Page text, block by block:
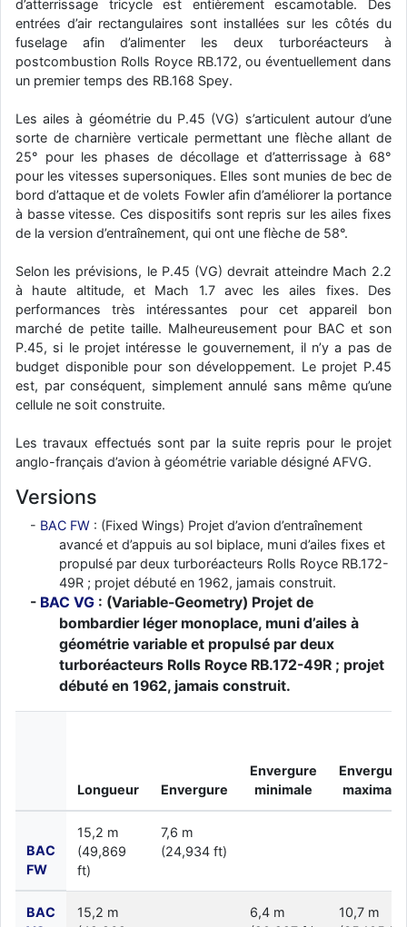
jericho : Pour moi tout est à nouveau OK dirait-on… Merci à toi.
d9pouces
: En espérant n’avoir coupé les accessoires de personne
au passage !
d9pouces: j'ai trouvé un palliatif un peu violent, mais ça devrait aller
d9pouces : cette fois, c'est le Brésil et Singapour qui mettent le site
par terre
jericho: Ah ben je peux te confirmer que j'étais resté dans le filtre…
d9pouces
: Désolé ! Mon filtrage a été un peu trop violent
manifestement
tout voir
d’atterrissage tricycle est entièrement escamotable. Des
entrées d’air rectangulaires sont installées sur les côtés du
fuselage afin d’alimenter les deux turboréacteurs à
postcombustion Rolls Royce RB.172, ou éventuellement dans
un premier temps des RB.168 Spey.
Les ailes à géométrie du P.45 (VG) s’articulent autour d’une
sorte de charnière verticale permettant une flèche allant de
25° pour les phases de décollage et d’atterrissage à 68°
pour les vitesses supersoniques. Elles sont munies de bec de
bord d’attaque et de volets Fowler afin d’améliorer la portance
à basse vitesse. Ces dispositifs sont repris sur les ailes fixes
de la version d’entraînement, qui ont une flèche de 58°.
Selon les prévisions, le P.45 (VG) devrait atteindre Mach 2.2
à haute altitude, et Mach 1.7 avec les ailes fixes. Des
performances très intéressantes pour cet appareil bon
marché de petite taille. Malheureusement pour BAC et son
P.45, si le projet intéresse le gouvernement, il n’y a pas de
budget disponible pour son développement. Le projet P.45
est, par conséquent, simplement annulé sans même qu’une
cellule ne soit construite.
Les travaux effectués sont par la suite repris pour le projet
anglo-français d’avion à géométrie variable désigné AFVG.
Versions
BAC FW : (Fixed Wings) Projet d’avion d’entraînement
avancé et d’appuis au sol biplace, muni d’ailes fixes et
propulsé par deux turboréacteurs Rolls Royce RB.172-
49R ; projet débuté en 1962, jamais construit.
BAC VG : (Variable-Geometry) Projet de
bombardier léger monoplace, muni d’ailes à
géométrie variable et propulsé par deux
turboréacteurs Rolls Royce RB.172-49R ; projet
débuté en 1962, jamais construit.
Longueur Envergure
Envergure
minimale
Envergure
maximale
BAC
FW
15,2 m
(49,869
ft)
7,6 m
(24,934 ft)
BAC
15,2 m
6,4 m
10,7 m